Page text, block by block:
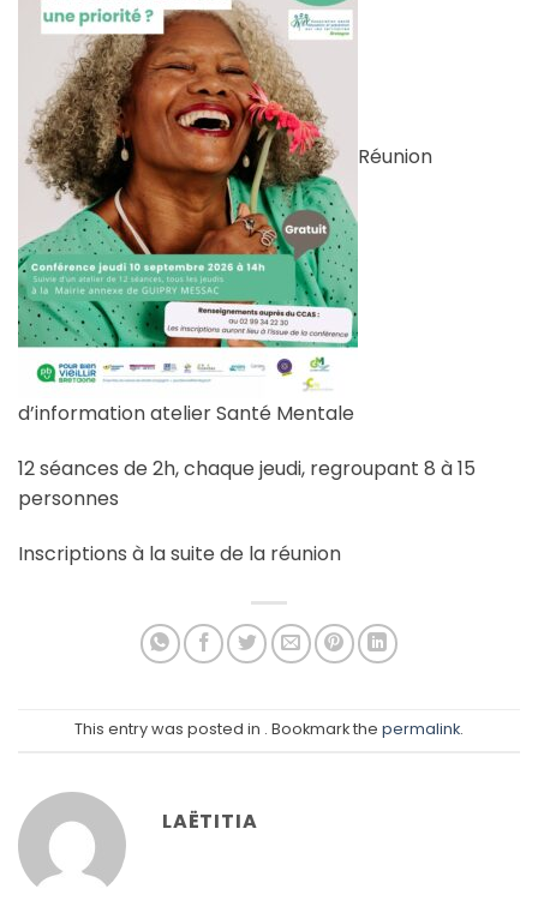
Réunion
d’information atelier Santé Mentale
12 séances de 2h, chaque jeudi, regroupant 8 à 15
personnes
Inscriptions à la suite de la réunion
This entry was posted in . Bookmark the permalink.
LAËTITIA